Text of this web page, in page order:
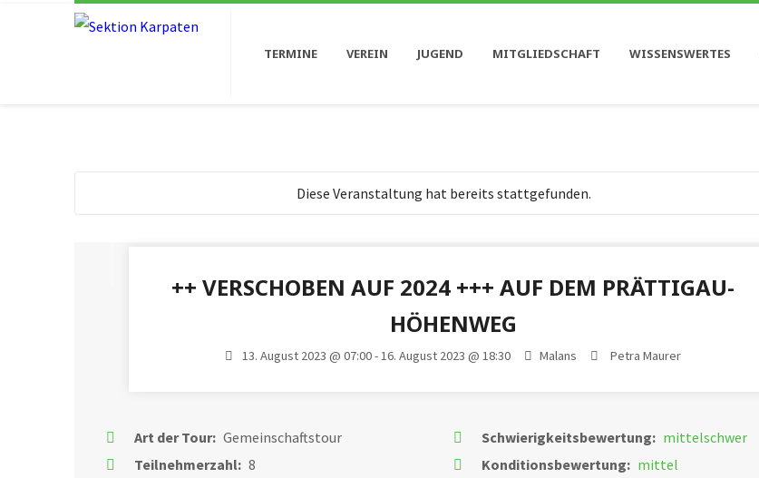
TERMINE VEREIN JUGEND MITGLIEDSCHAFT WISSENSWERTES
Diese Veranstaltung hat bereits stattgefunden.
++ VERSCHOBEN AUF 2024 +++ AUF DEM PRÄTTIGAU-
HÖHENWEG
13. August 2023 @ 07:00 - 16. August 2023 @ 18:30 Malans Petra Maurer
Art der Tour: Gemeinschaftstour
Teilnehmerzahl: 8
Schwierigkeitsbewertung: mittelschwer
Konditionsbewertung: mittel